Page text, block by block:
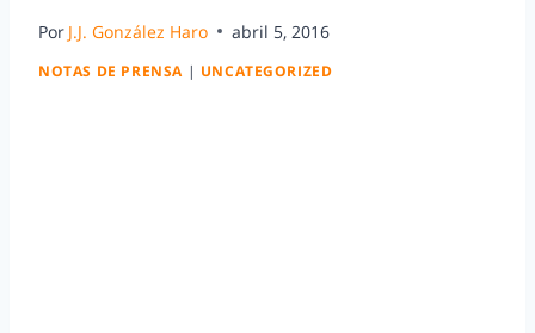
Por J.J. González Haro abril 5, 2016
NOTAS DE PRENSA | UNCATEGORIZED